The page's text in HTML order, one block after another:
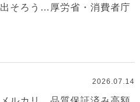
出そろう…厚労省・消費者庁
2026.07.14